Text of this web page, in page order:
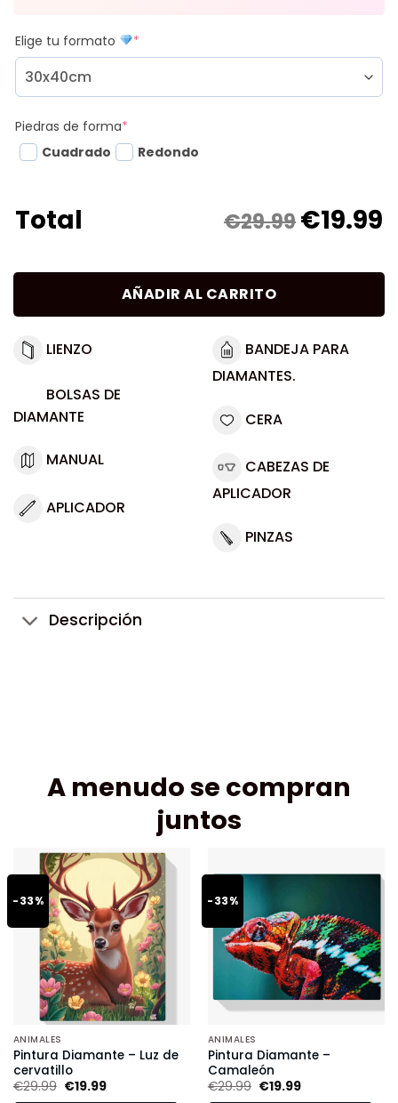
Elige tu formato *
Piedras de forma*
Cuadrado
Redondo
Total €29.99€19.99
AÑADIR AL CARRITO
LIENZO
BOLSAS DE
DIAMANTE
MANUAL
APLICADOR
BANDEJA PARA
DIAMANTES.
CERA
CABEZAS DE
APLICADOR
PINZAS
Descripción
A menudo se compran
juntos
-33%
ANIMALES
Pintura Diamante – Luz de
cervatillo
€29.99 €19.99
-33%
ANIMALES
Pintura Diamante –
Camaleón
€29.99 €19.99